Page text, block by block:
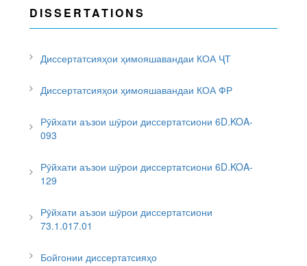
DISSERTATIONS
Диссертатсияҳои ҳимояшавандаи КОА ҶТ
Диссертатсияҳои ҳимояшавандаи КОА ФР
Рӯйхати аъзои шӯрои диссертатсиони 6D.KOA-
093
Рӯйхати аъзои шӯрои диссертатсиони 6D.KOA-
129
Рӯйхати аъзои шӯрои диссертатсиони
73.1.017.01
Бойгонии диссертатсияҳо